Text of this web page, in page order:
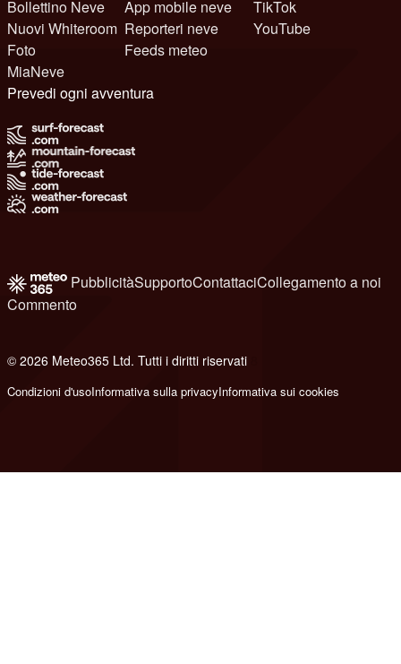
Bollettino Neve
Nuovi Whiteroom
Foto
MiaNeve
App mobile neve
Reporteri neve
Feeds meteo
TikTok
YouTube
Prevedi ogni avventura
PubblicitàSupportoContattaciCollegamento a noi
Commento
© 2026 Meteo365 Ltd. Tutti i diritti riservati
Condizioni d'usoInformativa sulla privacyInformativa sui cookies